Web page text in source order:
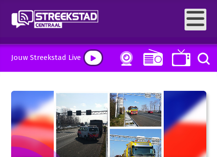
Jouw Streekstad Live